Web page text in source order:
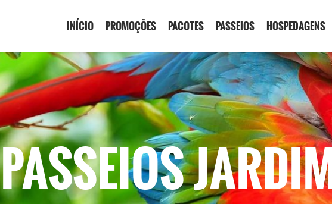
INÍCIO PROMOÇÕES PACOTES PASSEIOS HOSPEDAGENS
PASSEIOS